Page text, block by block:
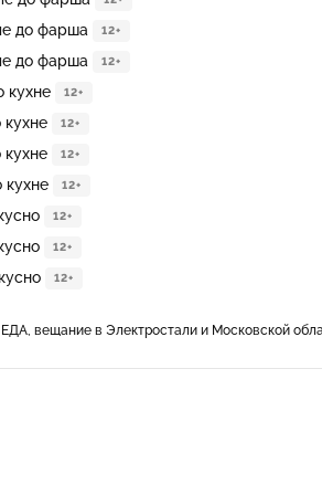
до фарша 12+
до фарша 12+
кухне 12+
12+
12+
12+
12+
12+
12+
вещание в Электростали и Московской